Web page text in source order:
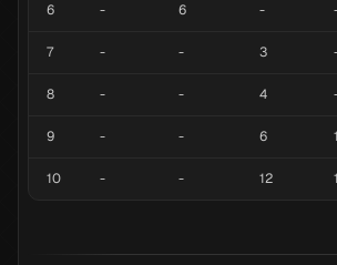
6 - 6 -
7 - - 3
8 - - 4
9 - - 6 1
10 - - 12 1